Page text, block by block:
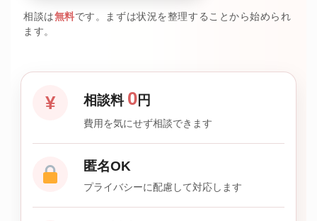
相談は無料です。まずは状況を整理することから始められ
ます。
¥ 相談料 0円
費用を気にせず相談できます
匿名OK
プライバシーに配慮して対応します